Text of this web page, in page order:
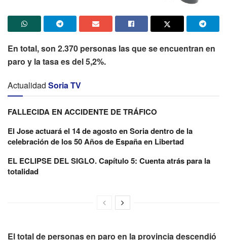
En total, son 2.370 personas las que se encuentran en
paro y la tasa es del 5,2%.
Actualidad Soria TV
FALLECIDA EN ACCIDENTE DE TRÁFICO
El Jose actuará el 14 de agosto en Soria dentro de la
celebración de los 50 Años de España en Libertad
EL ECLIPSE DEL SIGLO. Capítulo 5: Cuenta atrás para la
totalidad
El total de personas en paro en la provincia descendió